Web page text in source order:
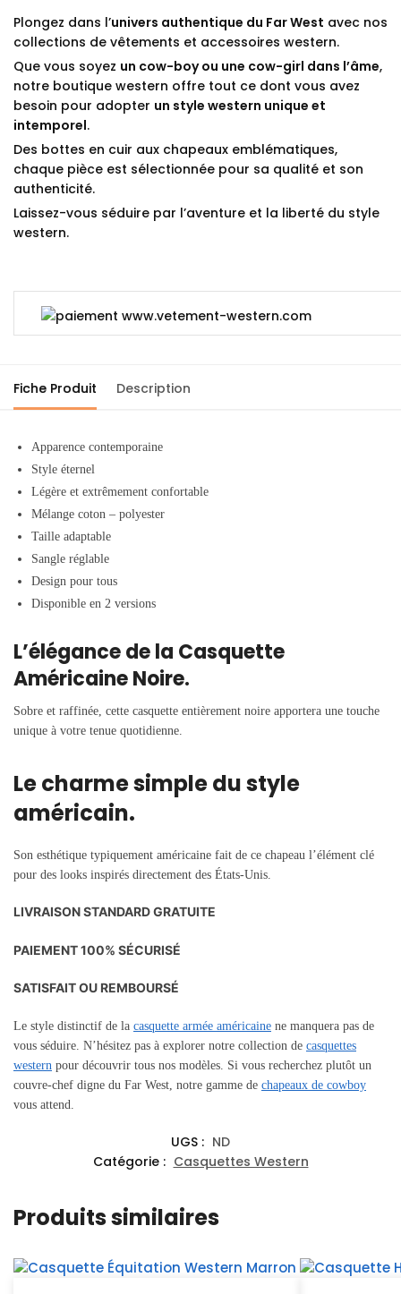
Plongez dans l’univers authentique du Far West avec nos
collections de vêtements et accessoires western.
Que vous soyez un cow-boy ou une cow-girl dans l’âme,
notre boutique western offre tout ce dont vous avez
besoin pour adopter un style western unique et
intemporel.
Des bottes en cuir aux chapeaux emblématiques,
chaque pièce est sélectionnée pour sa qualité et son
authenticité.
Laissez-vous séduire par l’aventure et la liberté du style
western.
Fiche Produit Description
Apparence contemporaine
Style éternel
Légère et extrêmement confortable
Mélange coton – polyester
Taille adaptable
Sangle réglable
Design pour tous
Disponible en 2 versions
L’élégance de la Casquette
Américaine Noire.
Sobre et raffinée, cette casquette entièrement noire apportera une touche
unique à votre tenue quotidienne.
Le charme simple du style
américain.
Son esthétique typiquement américaine fait de ce chapeau l’élément clé
pour des looks inspirés directement des États-Unis.
LIVRAISON STANDARD GRATUITE
PAIEMENT 100% SÉCURISÉ
SATISFAIT OU REMBOURSÉ
Le style distinctif de la casquette armée américaine ne manquera pas de
vous séduire. N’hésitez pas à explorer notre collection de casquettes
western pour découvrir tous nos modèles. Si vous recherchez plutôt un
couvre-chef digne du Far West, notre gamme de chapeaux de cowboy
vous attend.
UGS : ND
Catégorie : Casquettes Western
Produits similaires